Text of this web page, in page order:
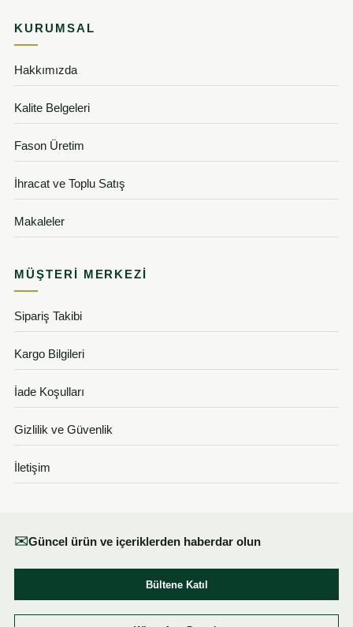
KURUMSAL
Hakkımızda
Kalite Belgeleri
Fason Üretim
İhracat ve Toplu Satış
Makaleler
MÜŞTERI MERKEZI
Sipariş Takibi
Kargo Bilgileri
İade Koşulları
Gizlilik ve Güvenlik
İletişim
✉Güncel ürün ve içeriklerden haberdar olun
Bültene Katıl